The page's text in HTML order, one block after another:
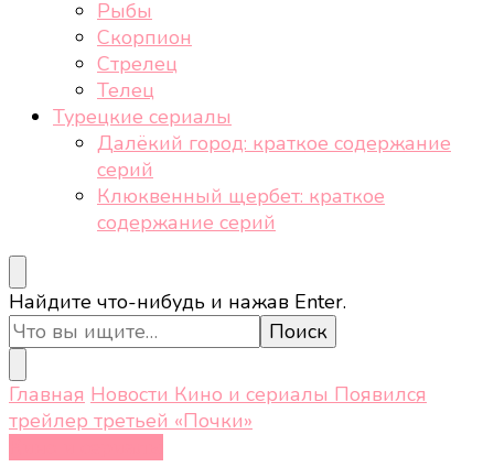
Рыбы
Скорпион
Стрелец
Телец
Турецкие сериалы
Далёкий город: краткое содержание
серий
Клюквенный щербет: краткое
содержание серий
Ищите
что-
то?
Найдите что-нибудь и нажав Enter.
Главная Новости Кино и сериалы Появился
трейлер третьей «Почки»